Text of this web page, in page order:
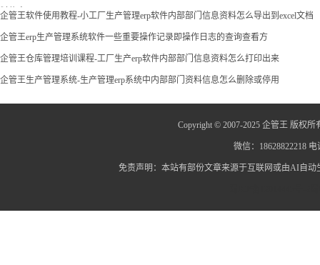
料信息
企管王软件使用教程-小工厂生产管理erp软件内部部门信息资料怎么导出到excel文档
企管王erp生产管理系统软件一些重要操作记录即操作日志的查询查看方
企管王仓库管理培训课程-工厂生产erp软件内部部门信息资料怎么打印出来
企管王生产管理系统-生产管理erp系统中内部部门资料信息怎么删除或停用
Copyright © 2007-2025 企管王 版权所
微信：18628822218
免责声明：本站有部份文章来源于互联网或由AI自